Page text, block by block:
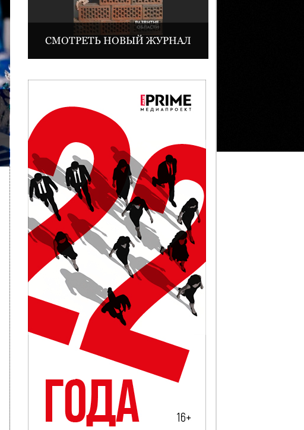
СМОТРЕТЬ НОВЫЙ ЖУРНАЛ